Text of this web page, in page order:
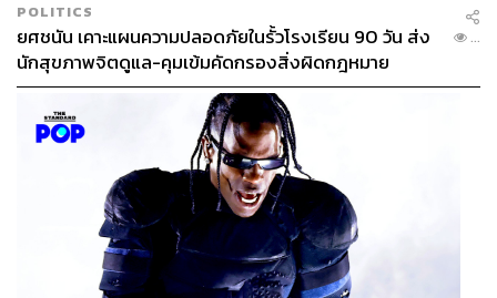
POLITICS
ยศชนัน เคาะแผนความปลอดภัยในรั้วโรงเรียน 90 วัน ส่ง
นักสุขภาพจิตดูแล-คุมเข้มคัดกรองสิ่งผิดกฎหมาย
...